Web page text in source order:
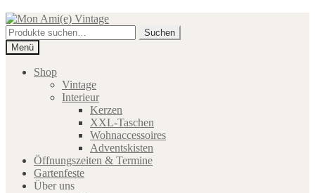
Zur
Navigation
springen
Zum
Inhalt
springen
Suche
nach:
Suchen
Menü
Shop
Vintage
Interieur
Kerzen
XXL-Taschen
Wohnaccessoires
Adventskisten
Öffnungszeiten & Termine
Gartenfeste
Über uns